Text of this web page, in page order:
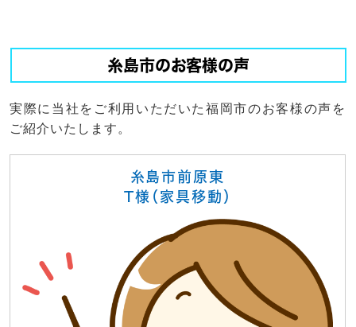
糸島市のお客様の声
実際に当社をご利用いただいた福岡市のお客様の声を
ご紹介いたします。
糸島市前原東
T様（家具移動）